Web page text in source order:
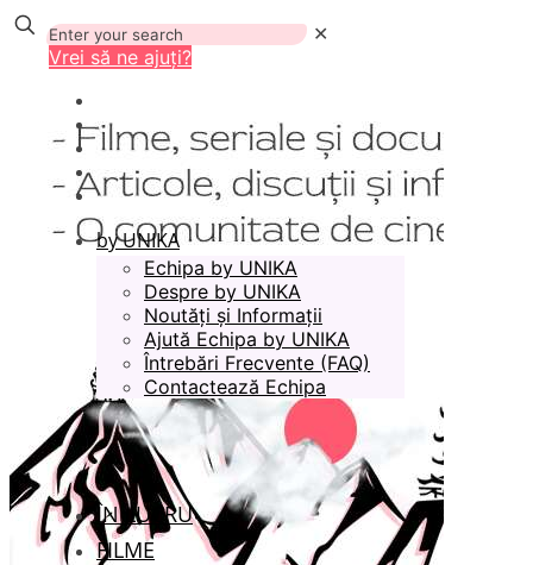
✕
Vrei să ne ajuți?
by UNIKA
Echipa by UNIKA
Despre by UNIKA
Noutăți și Informații
Ajută Echipa by UNIKA
Întrebări Frecvente (FAQ)
Contactează Echipa
ÎN LUCRU
FILME